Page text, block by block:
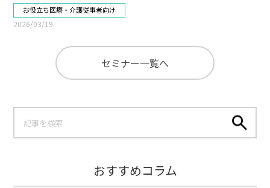
お役立ち医療・介護従事者向け
2026/03/19
セミナー一覧へ
おすすめコラム